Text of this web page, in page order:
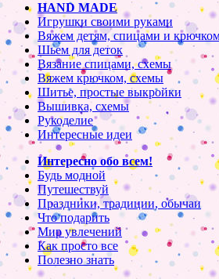
HAND MADE
Игрушки своими руками
Вяжем детям, спицами и
Шьем для деток
Вязание спицами, схемы
Вяжем крючком, схемы
Шитье, простые выкройки
Вышивка, схемы
Рукоделие
Интересные идеи
Интересно обо всем!
Будь модной
Путешествуй
Праздники, традиции, обычаи
Что подарить
Мир увлечений
Как просто все
Полезно знать